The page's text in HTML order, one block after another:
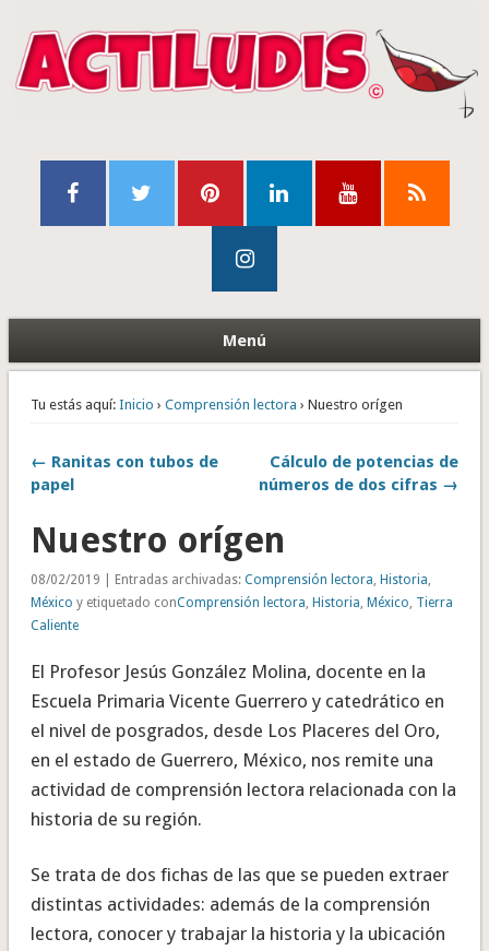
Menú
Tu estás aquí: Inicio › Comprensión lectora › Nuestro orígen
← Ranitas con tubos de
papel
Cálculo de potencias de
números de dos cifras →
Nuestro orígen
08/02/2019 | Entradas archivadas: Comprensión lectora, Historia,
México y etiquetado conComprensión lectora, Historia, México, Tierra
Caliente
El Profesor Jesús González Molina, docente en la
Escuela Primaria Vicente Guerrero y catedrático en
el nivel de posgrados, desde Los Placeres del Oro,
en el estado de Guerrero, México, nos remite una
actividad de comprensión lectora relacionada con la
historia de su región.
Se trata de dos fichas de las que se pueden extraer
distintas actividades: además de la comprensión
lectora, conocer y trabajar la historia y la ubicación